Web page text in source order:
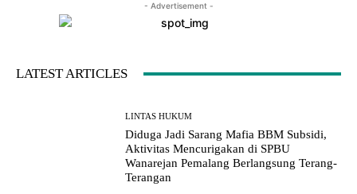
- Advertisement -
LATEST ARTICLES
LINTAS HUKUM
Diduga Jadi Sarang Mafia BBM Subsidi,
Aktivitas Mencurigakan di SPBU
Wanarejan Pemalang Berlangsung Terang-
Terangan